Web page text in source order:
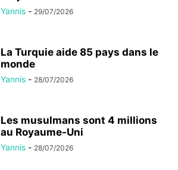
Yannis - 29/07/2026
La Turquie aide 85 pays dans le
monde
Yannis - 28/07/2026
Les musulmans sont 4 millions
au Royaume-Uni
Yannis - 28/07/2026